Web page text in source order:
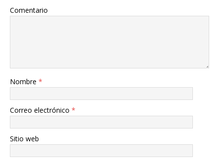
Comentario
Nombre *
Correo electrónico *
Sitio web